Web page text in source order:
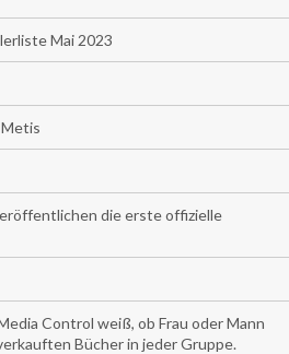
Mai 2023
die erste offizielle
Control weiß, ob Frau oder Mann
Bücher in jeder Gruppe.